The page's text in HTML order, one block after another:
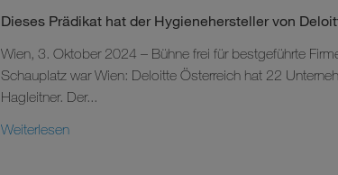
Dieses Prädikat hat der Hygienehersteller von
Wien, 3. Oktober 2024 – Bühne frei für bestgeführte
Schauplatz war Wien: Deloitte Österreich hat 22
Hagleitner. Der...
Weiterlesen